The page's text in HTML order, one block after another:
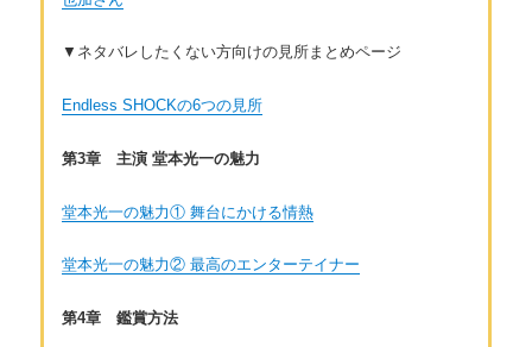
▼ネタバレしたくない方向けの見所まとめページ
Endless SHOCKの6つの見所
第3章 主演 堂本光一の魅力
堂本光一の魅力① 舞台にかける情熱
堂本光一の魅力② 最高のエンターテイナー
第4章 鑑賞方法